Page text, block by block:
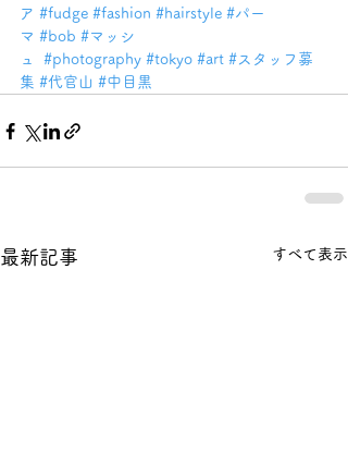
ア #fudge #fashion #hairstyle #パー
マ #bob #マッシ
ュ
#photography #tokyo #art #スタッフ募
集 #代官山 #中目黒
最新記事 すべて表示